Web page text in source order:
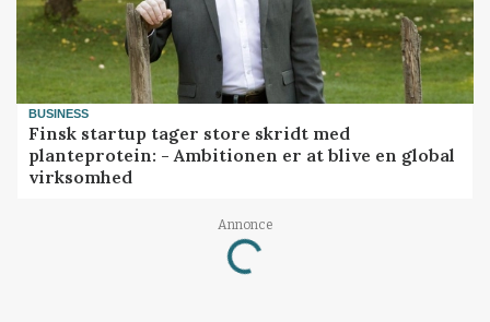
BUSINESS
Finsk startup tager store skridt med
planteprotein: - Ambitionen er at blive en global
virksomhed
Annonce
Loading...